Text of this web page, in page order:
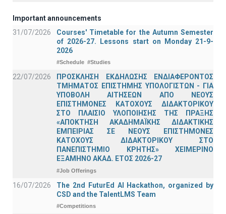
Important announcements
31/07/2026
Courses' Timetable for the Autumn Semester
of 2026-27. Lessons start on Monday 21-9-
2026
#Schedule #Studies
22/07/2026
ΠΡΟΣΚΛΗΣΗ ΕΚΔΗΛΩΣΗΣ ΕΝΔΙΑΦΕΡΟΝΤΟΣ
ΤΜΗΜΑΤΟΣ ΕΠΙΣΤΗΜΗΣ ΥΠΟΛΟΓΙΣΤΩΝ - ΓΙΑ
ΥΠΟΒΟΛΗ ΑΙΤΗΣΕΩΝ ΑΠΟ ΝΕΟΥΣ
ΕΠΙΣΤΗΜΟΝΕΣ ΚΑΤΟΧΟΥΣ ΔΙΔΑΚΤΟΡΙΚΟΥ
ΣΤΟ ΠΛΑΙΣΙΟ ΥΛΟΠΟΙΗΣΗΣ ΤΗΣ ΠΡΑΞΗΣ
«ΑΠΟΚΤΗΣΗ ΑΚΑΔΗΜΑΪΚΗΣ ΔΙΔΑΚΤΙΚΗΣ
ΕΜΠΕΙΡΙΑΣ ΣΕ ΝΕΟΥΣ ΕΠΙΣΤΗΜΟΝΕΣ
ΚΑΤΟΧΟΥΣ ΔΙΔΑΚΤΟΡΙΚΟΥ ΣΤΟ
ΠΑΝΕΠΙΣΤΗΜΙΟ ΚΡΗΤΗΣ» ΧΕΙΜΕΡΙΝΟ
ΕΞΑΜΗΝΟ ΑΚΑΔ. ΕΤΟΣ 2026-27
#Job Offerings
16/07/2026
The 2nd FuturEd AI Hackathon, organized by
CSD and the TalentLMS Team
#Competitions